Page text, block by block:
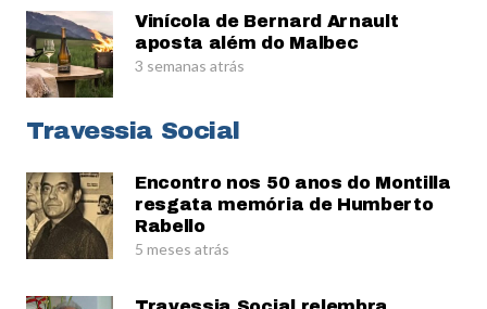
Vinícola de Bernard Arnault
aposta além do Malbec
3 semanas atrás
Travessia Social
Encontro nos 50 anos do Montilla
resgata memória de Humberto
Rabello
5 meses atrás